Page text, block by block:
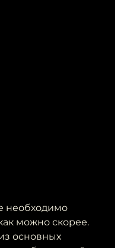
можно скорее.
основных